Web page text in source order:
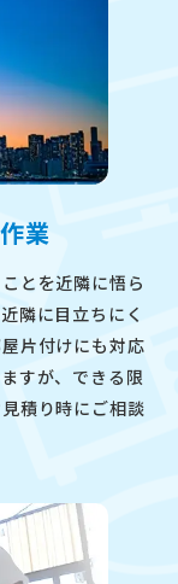
業
とを近隣に悟ら
隣に目立ちにく
片付けにも対応
すが、できる限
積り時にご相談